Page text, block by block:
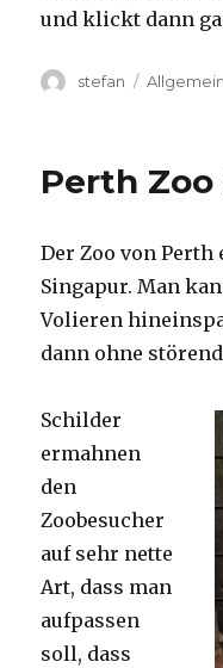
und klickt dann
Autor
stefan Allgemein
Perth Zoo
Der Zoo von
Singapur. Man
Volieren
dann ohne
Schilder
ermahnen
den
Zoobesucher
auf sehr nette
Art, dass man
aufpassen
soll, dass